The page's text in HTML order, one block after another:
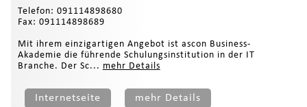
Telefon: 091114898680
Fax: 091114898689
Mit ihrem einzigartigen Angebot ist ascon Business-
Akademie die führende Schulungsinstitution in der IT
Branche. Der Sc... mehr Details
Internetseite mehr Details